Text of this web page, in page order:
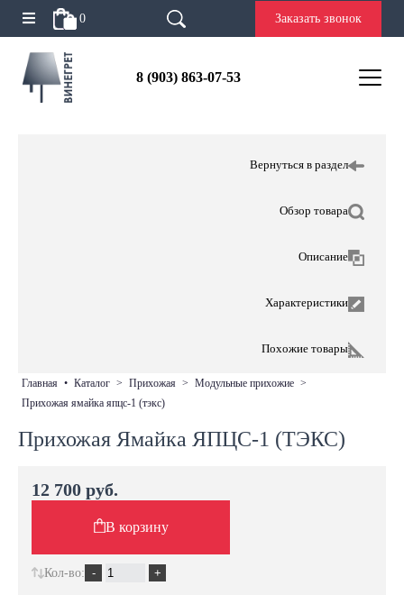
0 Заказать звонок
8 (903) 863-07-53
Вернуться в раздел
Обзор товара
Описание
Характеристики
Похожие товары
главная • каталог > прихожая > модульные прихожие >
прихожая ямайка япцс-1 (тэкс)
Прихожая Ямайка ЯПЦС-1 (ТЭКС)
12 700 руб.
В корзину
Кол-во: